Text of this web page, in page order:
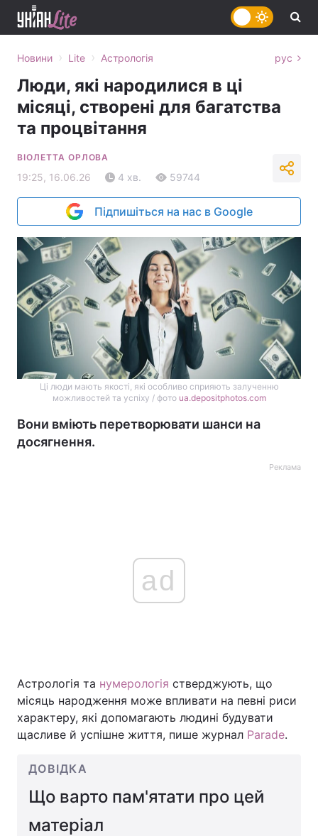
Головна Війна
Україна Політика
Спорт Наука
Техно і зв'язок
Новини › Lite › Астрологія рус
Люди, які народилися в ці
місяці, створені для багатства
та процвітання
ВІОЛЕТТА ОРЛОВА
19:25, 16.06.26 4 хв. 59744
Підпишіться на нас в Google
Ці люди мають якості, які особливо сприяють залученню
можливостей та успіху / фото ua.depositphotos.com
Вони вміють перетворювати шанси на
досягнення.
Реклама
ad
Астрологія та нумерологія стверджують, що
місяць народження може впливати на певні риси
характеру, які допомагають людині будувати
щасливе й успішне життя, пише журнал Parade.
ДОВІДКА
Що варто пам'ятати про цей
матеріал